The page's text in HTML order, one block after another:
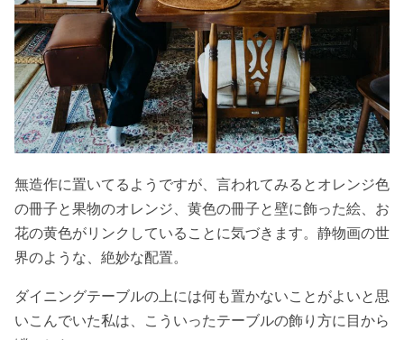
無造作に置いてるようですが、言われてみるとオレンジ色
の冊子と果物のオレンジ、黄色の冊子と壁に飾った絵、お
花の黄色がリンクしていることに気づきます。静物画の世
界のような、絶妙な配置。
ダイニングテーブルの上には何も置かないことがよいと思
いこんでいた私は、こういったテーブルの飾り方に目から